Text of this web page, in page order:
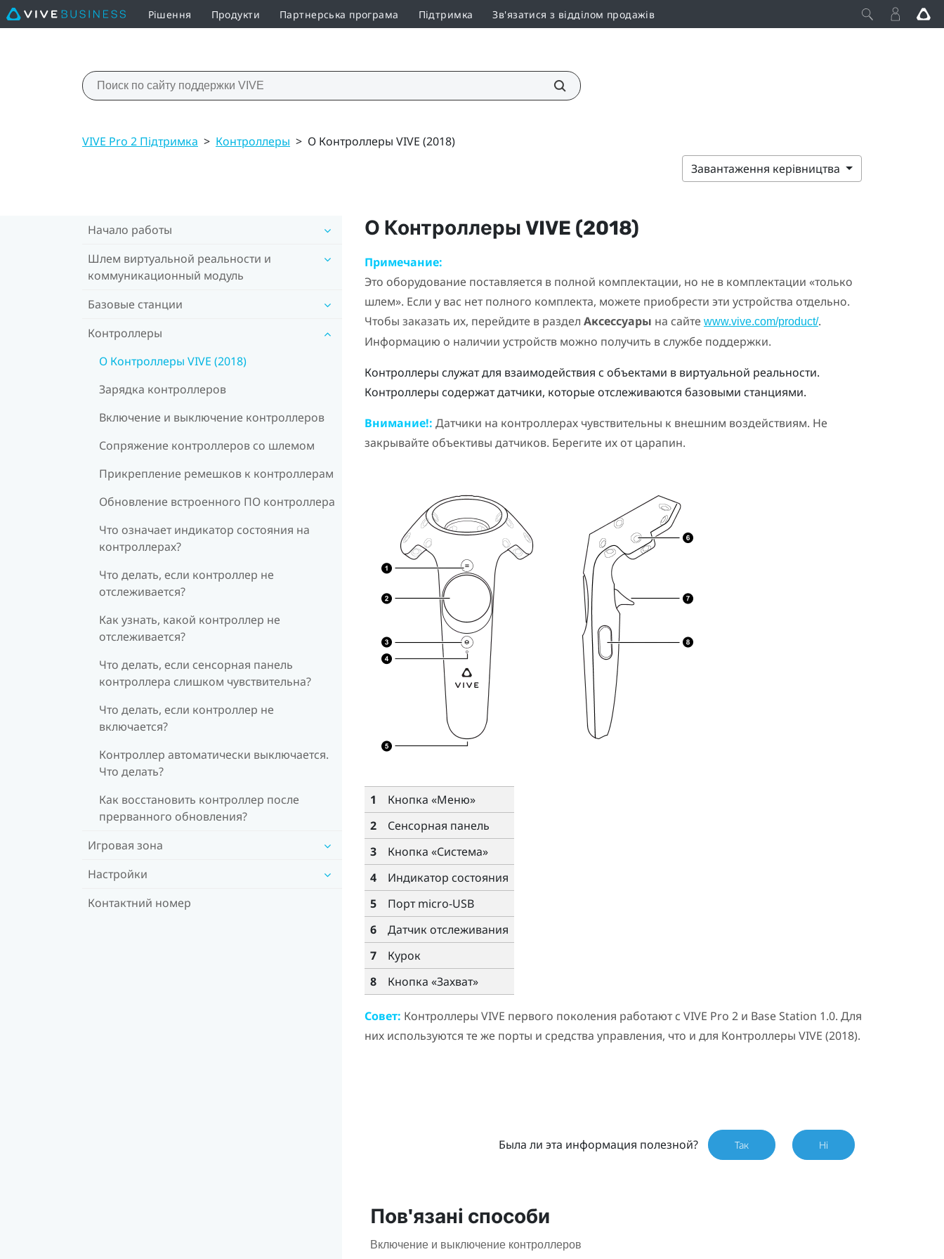
Рішення Продукти Партнерська програма Підтримка Зв'язатися з відділом продажів
VIVE Pro 2 Підтримка > Контроллеры > О Контроллеры VIVE (2018)
Завантаження керівництва
Начало работы
Шлем виртуальной реальности и
коммуникационный модуль
Базовые станции
Контроллеры
О Контроллеры VIVE (2018)
Зарядка контроллеров
Включение и выключение контроллеров
Сопряжение контроллеров со шлемом
Прикрепление ремешков к контроллерам
Обновление встроенного ПО контроллера
Что означает индикатор состояния на
контроллерах?
Что делать, если контроллер не
отслеживается?
Как узнать, какой контроллер не
отслеживается?
Что делать, если сенсорная панель
контроллера слишком чувствительна?
Что делать, если контроллер не
включается?
Контроллер автоматически выключается.
Что делать?
Как восстановить контроллер после
прерванного обновления?
Игровая зона
Настройки
Контактний номер
О Контроллеры VIVE (2018)
Примечание:
Это оборудование поставляется в полной комплектации, но не в комплектации «только
шлем». Если у вас нет полного комплекта, можете приобрести эти устройства отдельно.
Чтобы заказать их, перейдите в раздел Аксессуары на сайте www.vive.com/product/.
Информацию о наличии устройств можно получить в службе поддержки.
Контроллеры служат для взаимодействия с объектами в виртуальной реальности.
Контроллеры содержат датчики, которые отслеживаются базовыми станциями.
Внимание!: Датчики на контроллерах чувствительны к внешним воздействиям. Не
закрывайте объективы датчиков. Берегите их от царапин.
1 Кнопка «Меню»
2
Сенсорная панель
3
Кнопка «Система»
4
Индикатор состояния
5
Порт micro-USB
6
Датчик отслеживания
7
Курок
8
Кнопка «Захват»
Совет: Контроллеры VIVE первого поколения работают с VIVE Pro 2и Base Station 1.0. Для
них используются те же порты и средства управления, что и для Контроллеры VIVE (2018).
Была ли эта информация полезной? Так Ні
Пов'язані способи
Включение и выключение контроллеров